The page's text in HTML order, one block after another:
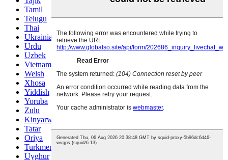
Tamil
Telugu
Thai
Ukrainian
Urdu
Uzbek
Vietnamese
Welsh
Xhosa
Yiddish
Yoruba
Zulu
Kinyarwanda
Tatar
Oriya
Turkmen
Uyghur